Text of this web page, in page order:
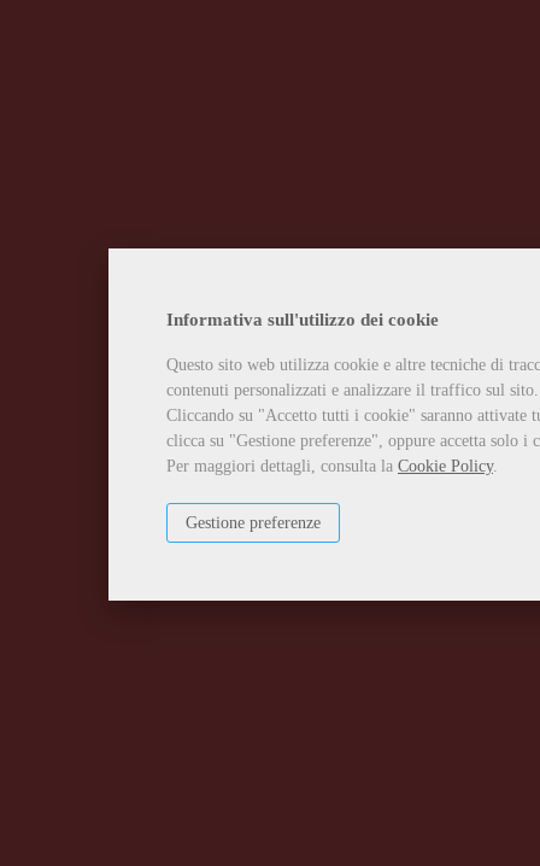
Informativa sull'utilizzo dei cookie
Questo sito web utilizza cookie e altre tecniche di
contenuti personalizzati e analizzare il traffico sul sito.
Cliccando su "Accetto tutti i cookie" saranno attivate
clicca su "Gestione preferenze", oppure accetta solo
Per maggiori dettagli, consulta la Cookie Policy.
Gestione preferenze